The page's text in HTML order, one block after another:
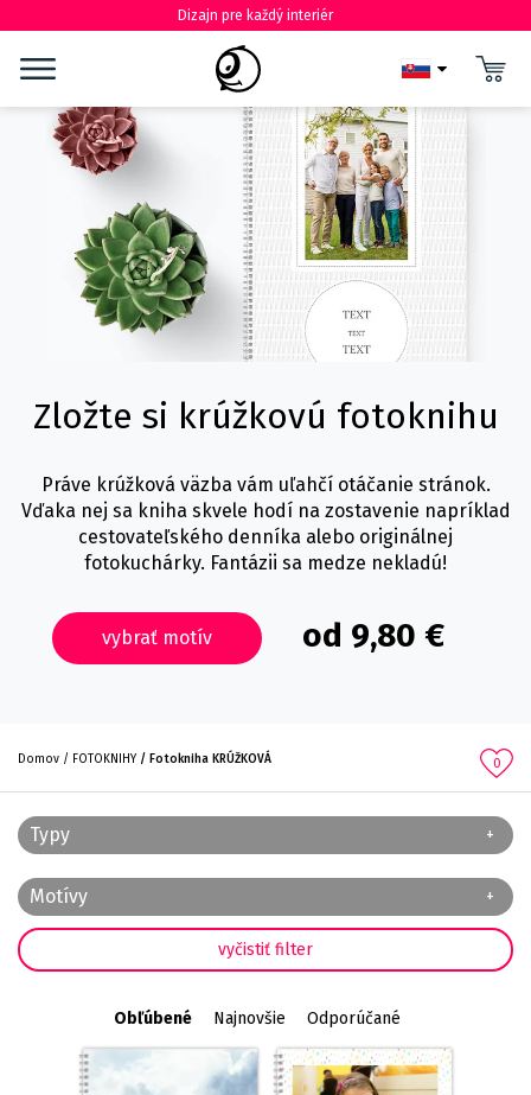
Dizajn pre každý interiér
Zložte si krúžkovú fotoknihu
Práve krúžková väzba vám uľahčí otáčanie stránok.
Vďaka nej sa kniha skvele hodí na zostavenie napríklad
cestovateľského denníka alebo originálnej
fotokuchárky. Fantázii sa medze nekladú!
vybrať motív od 9,80 €
0
Domov FOTOKNIHY Fotokniha KRÚŽKOVÁ
Typy
Motívy
Obľúbené Najnovšie Odporúčané